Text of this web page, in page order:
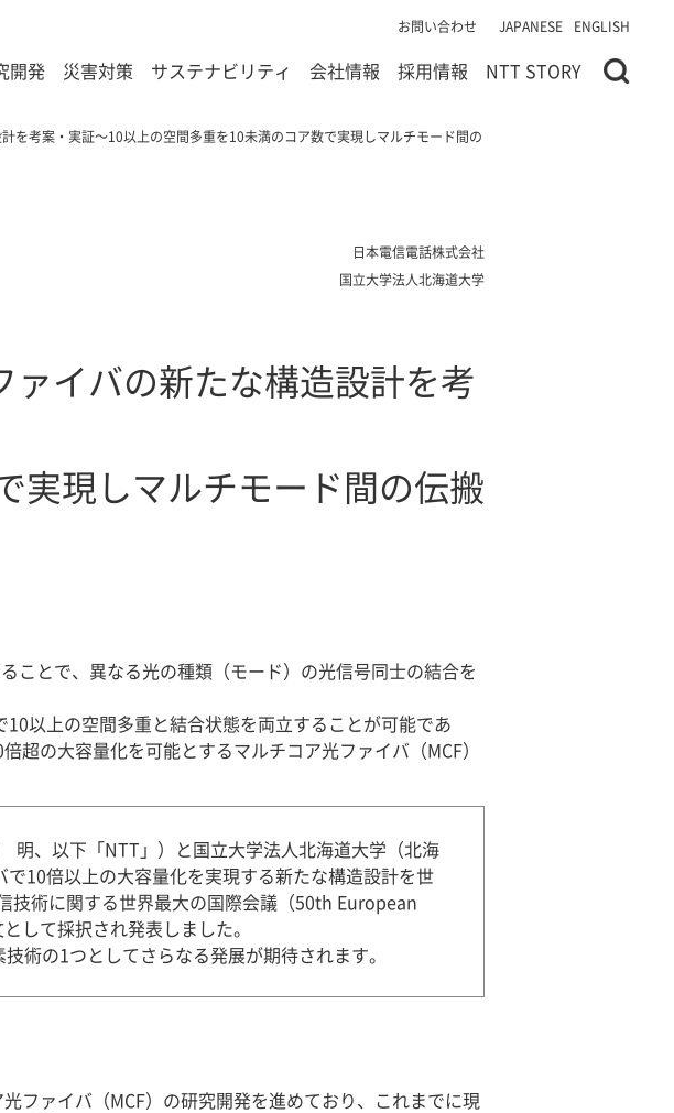
お問い合わせ JAPANESE ENGLISH
開発 災害対策 サステナビリティ 会社情報 採用情報 NTT STORY
を考案・実証～10以上の空間多重を10未満のコア数で実現しマルチモード間の
日本電信電話株式会社
国立大学法人北海道大学
イバの新たな構造設計を考
実現しマルチモード間の伝搬
ことで、異なる光の種類（モード）の光信号同士の結合を
以上の空間多重と結合状態を両立することが可能であ
超の大容量化を可能とするマルチコア光ファイバ（MCF）
、以下「NTT」）と国立大学法人北海道大学（北海
10倍以上の大容量化を実現する新たな構造設計を世
技術に関する世界最大の国際会議（50th European
して採択され発表しました。
術の1つとしてさらなる発展が期待されます。
ファイバ（MCF）の研究開発を進めており、これまでに現